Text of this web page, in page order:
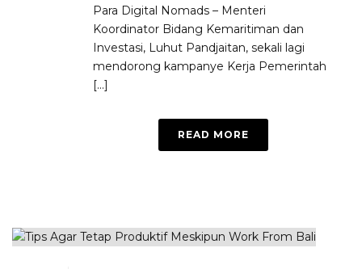
Para Digital Nomads – Menteri
Koordinator Bidang Kemaritiman dan
Investasi, Luhut Pandjaitan, sekali lagi
mendorong kampanye Kerja Pemerintah
[...]
READ MORE